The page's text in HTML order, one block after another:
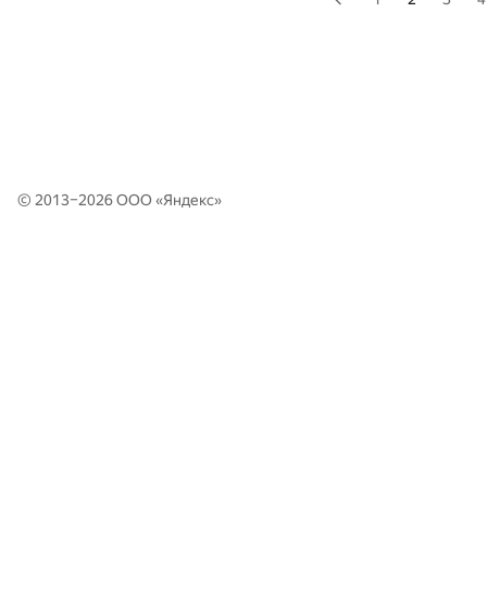
© 2013–2026 ООО «Яндекс»